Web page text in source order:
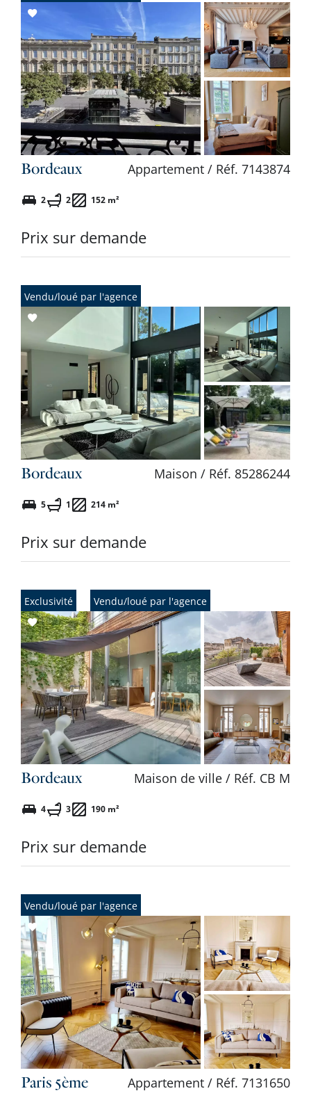
Add
to
selection
Bordeaux Appartement / Réf. 7143874
2 2 152 m²
Prix sur demande
Add
Vendu/loué par l'agence
Bordeaux Maison / Réf. 85286244
5 1 214 m²
Prix sur demande
Add
to
selection
Exclusivité Vendu/loué par l'agence
Bordeaux Maison de ville / Réf. CB M
4 3 190 m²
Prix sur demande
Add
to
selection
Vendu/loué par l'agence
Paris 5ème Appartement / Réf. 7131650